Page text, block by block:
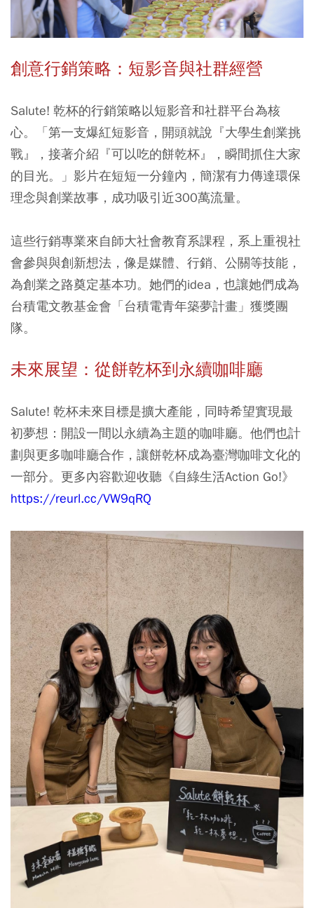
創意行銷策略：短影音與社群經營
Salute! 乾杯的行銷策略以短影音和社群平台為核
心。「第一支爆紅短影音，開頭就說『大學生創業挑
戰』，接著介紹『可以吃的餅乾杯』，瞬間抓住大家
的目光。」影片在短短一分鐘內，簡潔有力傳達環保
理念與創業故事，成功吸引近300萬流量。
這些行銷專業來自師大社會教育系課程，系上重視社
會參與與創新想法，像是媒體、行銷、公關等技能，
為創業之路奠定基本功。她們的idea，也讓她們成為
台積電文教基金會「台積電青年築夢計畫」獲獎團
隊。
未來展望：從餅乾杯到永續咖啡廳
Salute! 乾杯未來目標是擴大產能，同時希望實現最
初夢想：開設一間以永續為主題的咖啡廳。他們也計
劃與更多咖啡廳合作，讓餅乾杯成為臺灣咖啡文化的
一部分。更多內容歡迎收聽《自綠生活Action Go!》
https://reurl.cc/VW9qRQ